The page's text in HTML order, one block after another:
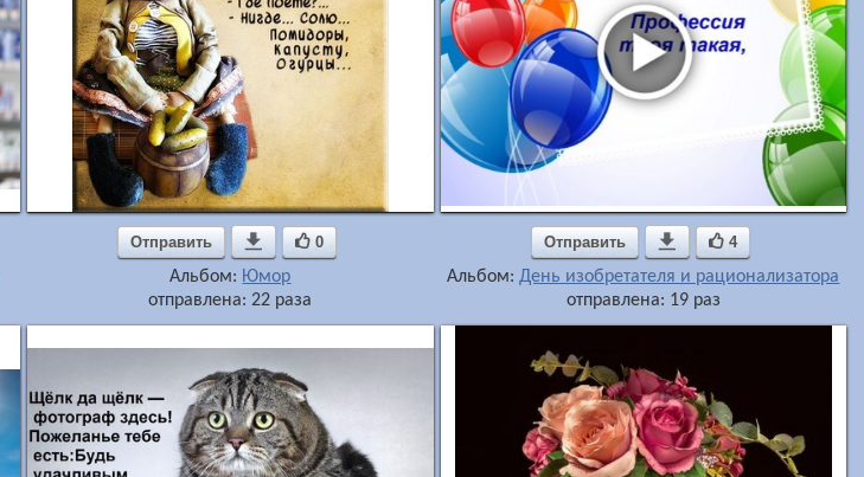
Отправить  0
Альбом: Юмор
отправлена: 22 раза
Отправить  4
Альбом:День изобретателя и рационализатора
отправлена: 19 раз